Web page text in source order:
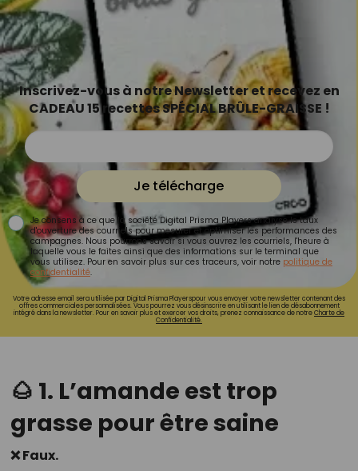
Inscrivez-vous à notre Newsletter et recevez en
CADEAU 15 recettes SPÉCIAL BRÛLE-GRAISSE !
Je télécharge
Je consens à ce que la société Digital Prisma Players analyse le taux
d'ouverture des courriels pour mesurer et optimiser les performances des
campagnes. Nous pourrons savoir si vous ouvrez les courriels, l'heure à
laquelle vous le faites ainsi que des informations sur le terminal que
vous utilisez. Pour en savoir plus sur ces traceurs, voir notre politique de
confidentialité.
Votre adresse email sera utilisée par Digital Prisma Playerspour vous envoyer votre newsletter contenant des
offres commerciales personnalisées. Vous pourrez vous désinscrire en utilisant le lien de désabonnement
intégré dans la newsletter. Pour en savoir plus et exercer vos droits, prenez connaissance de notreCharte de
Confidentialité.
🌰 1. L’amande est trop
grasse pour être saine
❌ Faux.